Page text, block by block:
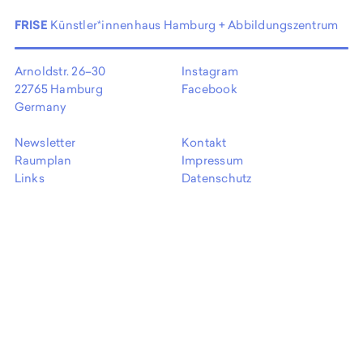
FRISE Künstler*innenhaus Hamburg + Abbildungszentrum
Arnoldstr. 26–30
22765 Hamburg
Germany
Instagram
Facebook
Newsletter
Raumplan
Links
Kontakt
Impressum
Datenschutz